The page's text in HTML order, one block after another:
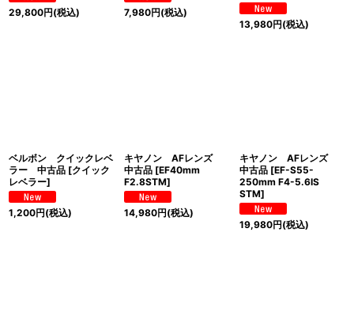
29,800円(税込) 7,980円(税込)
13,980円(税込)
ベルボン クイックレベ
ラー 中古品 [クイック
レベラー]
1,200円(税込)
キヤノン AFレンズ
中古品 [EF40mm
F2.8STM]
14,980円(税込)
キヤノン AFレンズ
中古品 [EF-S55-
250mm F4-5.6IS
STM]
19,980円(税込)